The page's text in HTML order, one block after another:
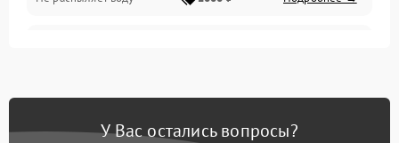
Проблемы с набором
У Вас остались вопросы?